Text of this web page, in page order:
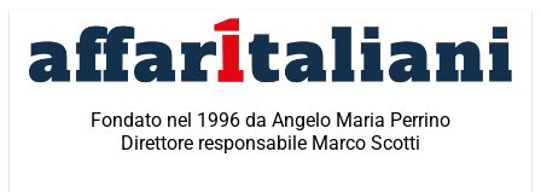
contenuto
Fondato nel 1996 da Angelo Maria Perrino
Direttore responsabile Marco Scotti